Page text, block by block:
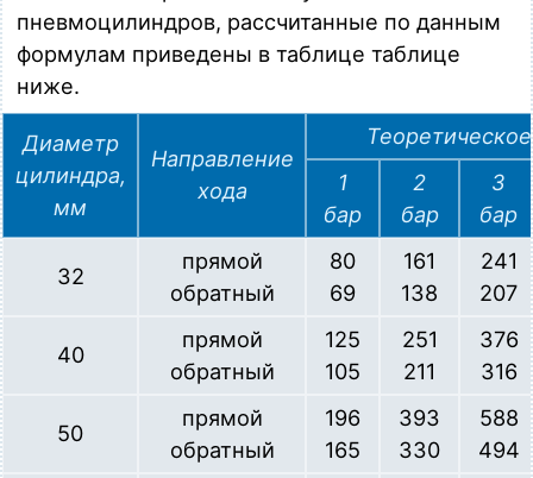
15552, магнитный, порты G 3/8"
Загрузка…
MPC 063.0160
Пневмоцилиндр D = 63 мм, S = 160 мм, по стандарту ISO
15552, магнитный, порты G 3/8"
Загрузка…
Пневмоцилиндр D = 63 мм, S = 200 мм, по стандарту ISO
15552, магнитный, порты G 3/8"
Загрузка…
MPC 063.0250
Пневмоцилиндр D = 63 мм, S = 250 мм, по стандарту ISO
Загрузка…
пневмоцилиндров, рассчитанные по данным
формулам приведены в таблице таблице
ниже.
Диаметр
цилиндра,
мм
Направление
хода
1
бар
2
бар
3
бар
32
прямой
обратный
80
69
161
138
241
207
40
прямой
обратный
125
105
251
211
376
316
50
прямой
обратный
196
165
393
330
588
494